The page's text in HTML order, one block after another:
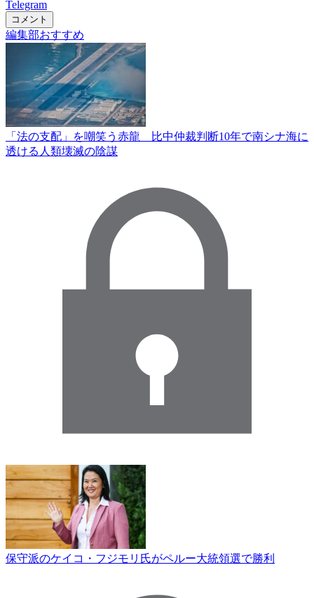
Telegram
コメント
編集部おすすめ
「法の支配」を嘲笑う赤龍 比中仲裁判断10年で南シナ海に
透ける人類壊滅の陰謀
保守派のケイコ・フジモリ氏がペルー大統領選で勝利